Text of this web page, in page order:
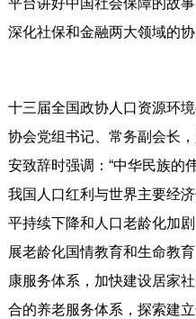
深化社保和金融两大领域的
十三届全国政协人口资源环
协会党组书记、常务副会长
安致辞时强调：“中华民族的
我国人口红利与世界主要经
平持续下降和人口老龄化加
展老龄化国情教育和生命教
康服务体系，加快建设居家
合的养老服务体系，探索建